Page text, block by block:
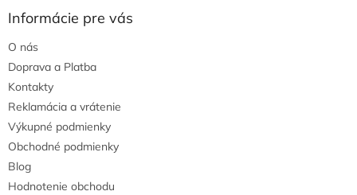
Informácie pre vás
O nás
Doprava a Platba
Kontakty
Reklamácia a vrátenie
Výkupné podmienky
Obchodné podmienky
Blog
Hodnotenie obchodu